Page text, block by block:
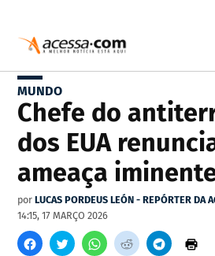
MUNDO
Chefe do
dos EUA
ameaça
por LUCAS PORDEUS LEÓN - REPÓRTER DA
14:15, 17 MARÇO 2026